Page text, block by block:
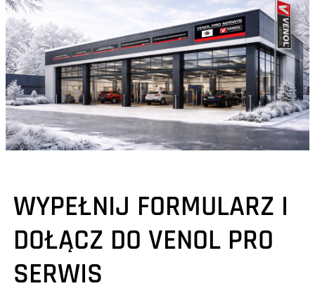
WYPEŁNIJ FORMULARZ I
DOŁĄCZ DO VENOL PRO
SERWIS